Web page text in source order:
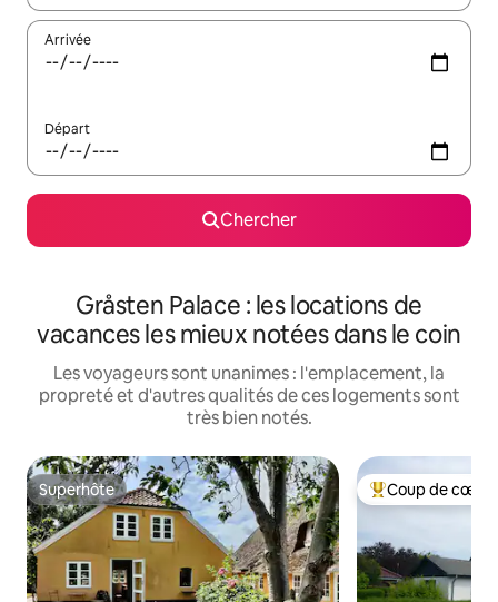
Arrivée
Départ
Chercher
Gråsten Palace : les locations de
vacances les mieux notées dans le coin
Les voyageurs sont unanimes : l'emplacement, la
propreté et d'autres qualités de ces logements sont
très bien notés.
Superhôte
Superhôte Coup de cœur
Coup de cœur